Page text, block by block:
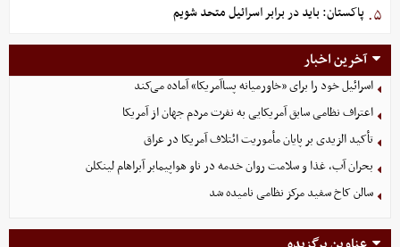
۵. پاکستان: باید در برابر اسرائیل متحد شویم
آخرین اخبار
اسرائیل خود را برای «خاورمیانه پساآمریکا» آماده می‌کند
اعتراف نظامی سابق آمریکایی به نفرت مردم جهان از آمریکا
تأکید الزیدی بر پایان مأموریت ائتلاف آمریکا در عراق
بحران آب، غذا و سلامت روان خدمه در ناو هواپیمابر آبراهام لینکلن
سالن کاخ سفید مرکز نظامی نامیده شد